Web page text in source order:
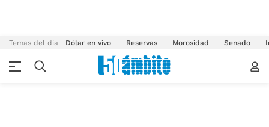
Temas del día Dólar en vivo Reservas Morosidad Senado